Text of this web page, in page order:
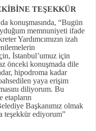
TEŞEKKÜR
konuşmasında, “Bugün
memnuniyeti ifade
Yardımcımızın izah
İstanbul’umuz için
önceki konuşmada dile
hipodroma kadar
yaya erişim
diliyorum. Bu
etapların
Başkanımız olmak
teşekkür ediyorum”